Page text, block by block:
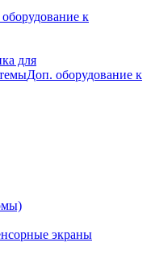
к
для
Доп. оборудование к
экраны